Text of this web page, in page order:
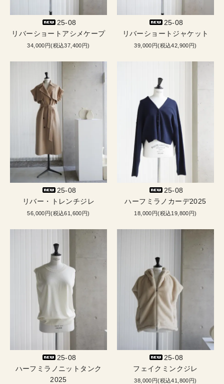
25-08
リバーショートアシメケープ
34,000円(税込37,400円)
25-08
リバーショートジャケット
39,000円(税込42,900円)
25-08
リバー・トレンチジレ
56,000円(税込61,600円)
25-08
ハーフミラノカーデ2025
18,000円(税込19,800円)
25-08
ハーフミラノニットタンク
2025
25-08
フェイクミンクジレ
38,000円(税込41,800円)